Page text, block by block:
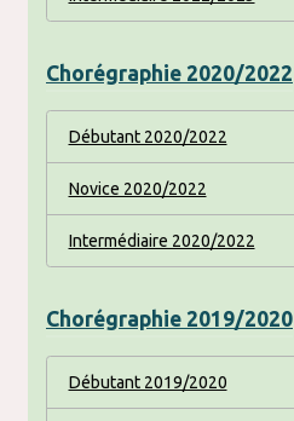
Chorégraphie 2020/2022
Débutant 2020/2022
Novice 2020/2022
Intermédiaire 2020/2022
Chorégraphie 2019/2020
Débutant 2019/2020